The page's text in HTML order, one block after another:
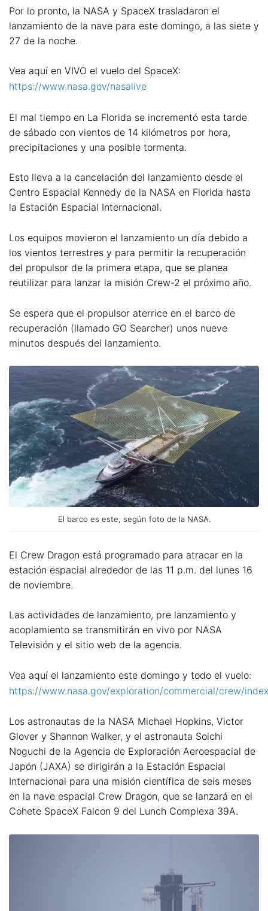
Por lo pronto, la NASA y SpaceX trasladaron el
lanzamiento de la nave para este domingo, a las siete y
27 de la noche.
Vea aquí en VIVO el vuelo del SpaceX:
https://www.nasa.gov/nasalive
El mal tiempo en La Florida se incrementó esta tarde
de sábado con vientos de 14 kilómetros por hora,
precipitaciones y una posible tormenta.
Esto lleva a la cancelación del lanzamiento desde el
Centro Espacial Kennedy de la NASA en Florida hasta
la Estación Espacial Internacional.
Los equipos movieron el lanzamiento un día debido a
los vientos terrestres y para permitir la recuperación
del propulsor de la primera etapa, que se planea
reutilizar para lanzar la misión Crew-2 el próximo año.
Se espera que el propulsor aterrice en el barco de
recuperación (llamado GO Searcher) unos nueve
minutos después del lanzamiento.
El barco es este, según foto de la NASA.
El Crew Dragon está programado para atracar en la
estación espacial alrededor de las 11 p.m. del lunes 16
de noviembre.
Las actividades de lanzamiento, pre lanzamiento y
acoplamiento se transmitirán en vivo por NASA
Televisión y el sitio web de la agencia.
Vea aquí el lanzamiento este domingo y todo el vuelo:
https://www.nasa.gov/exploration/commercial/crew/
Los astronautas de la NASA Michael Hopkins, Victor
Glover y Shannon Walker, y el astronauta Soichi
Noguchi de la Agencia de Exploración Aeroespacial de
Japón (JAXA) se dirigirán a la Estación Espacial
Internacional para una misión científica de seis meses
en la nave espacial Crew Dragon, que se lanzará en el
Cohete SpaceX Falcon 9 del Lunch Complexa 39A.